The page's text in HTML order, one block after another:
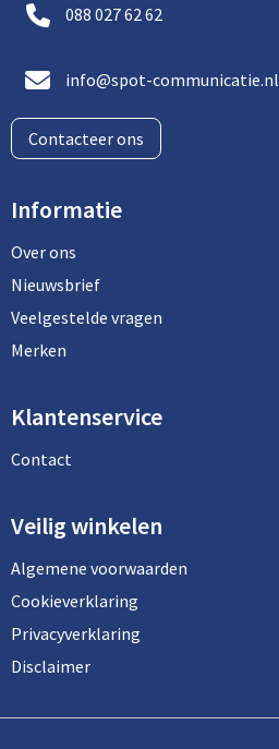
088 027 62 62
info@spot-communicatie.nl
Contacteer ons
Informatie
Over ons
Nieuwsbrief
Veelgestelde vragen
Merken
Klantenservice
Contact
Veilig winkelen
Algemene voorwaarden
Cookieverklaring
Privacyverklaring
Disclaimer